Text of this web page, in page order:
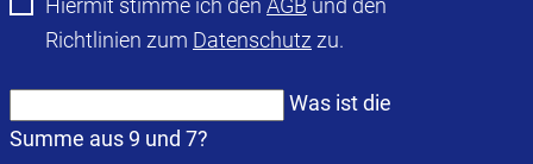
Hiermit stimme ich den AGB und den
Richtlinien zum Datenschutz zu.
Was ist die
Summe aus 9 und 7?